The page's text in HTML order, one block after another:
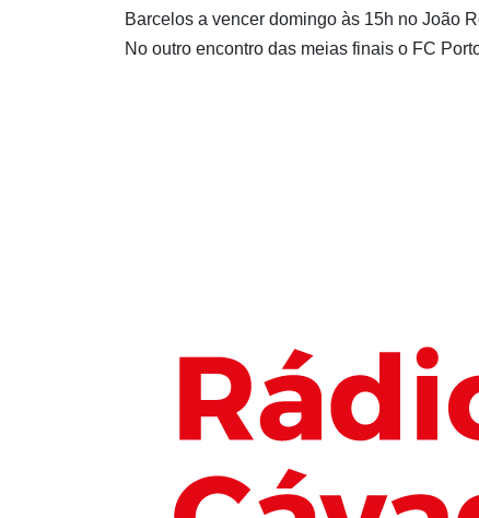
Barcelos a vencer domingo às 15h no João
No outro encontro das meias finais o FC